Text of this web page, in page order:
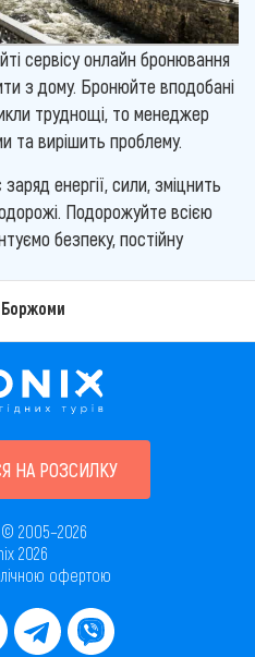
сервісу онлайн бронювання
з дому. Бронюйте вподобані
труднощі, то менеджер
та вирішить проблему.
енергії, сили, зміцнить
Подорожуйте всією
безпеку, постійну
Боржоми
НА РОЗСИЛКУ
2005–2026
2026
офертою